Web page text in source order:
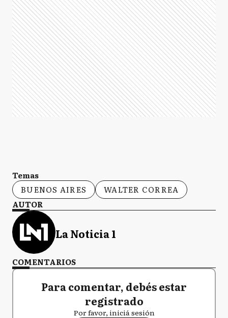
Temas
BUENOS AIRES
WALTER CORREA
AUTOR
La Noticia 1
COMENTARIOS
Para comentar, debés estar
registrado
Por favor, iniciá sesión